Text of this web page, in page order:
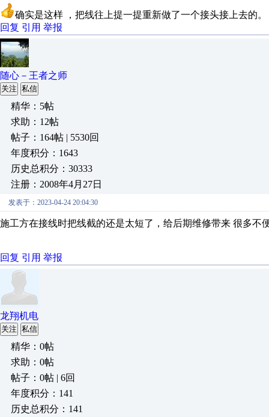
确实是这样 ，把线往上提一提重新做了一个接头接上去的。
回复 引用 举报
随心－王者之师
关注 私信
精华：5帖
求助：12帖
帖子：164帖 | 5530回
年度积分：1643
历史总积分：30333
注册：2008年4月27日
发表于：2023-04-24 20:04:30
施工方在接线时把线截的还是太短了，给后期维修带来 很多不
回复 引用 举报
龙翔机电
关注 私信
精华：0帖
求助：0帖
帖子：0帖 | 6回
年度积分：141
历史总积分：141